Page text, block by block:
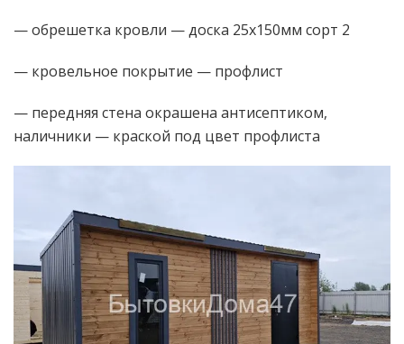
— обрешетка кровли — доска 25х150мм сорт 2
— кровельное покрытие — профлист
— передняя стена окрашена антисептиком,
наличники — краской под цвет профлиста